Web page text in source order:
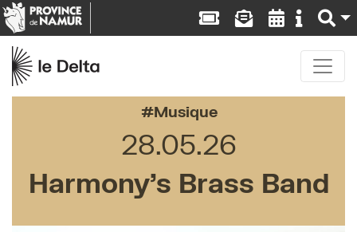
Musique
28.05.26
Harmony’s Brass Band